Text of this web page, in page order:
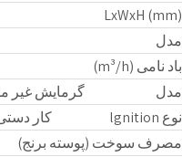
LxWxH (mm)
مدل
باد نامی (m³/h)
مدل گرمایش غیر
نوع lgnition کار دستی
مصرف سوخت (پوسته برنج)